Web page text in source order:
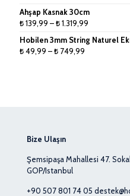
Ahşap Kasnak 30cm
₺139,99 –₺1.319,99
₺ 139,99
Hobilen 3mm String Naturel
₺49,99 –₺ 749,99
Bize Ulaşın
Şemsipaşa Mahallesi 47.
GOP/Istanbul
+90 507 801 74 05